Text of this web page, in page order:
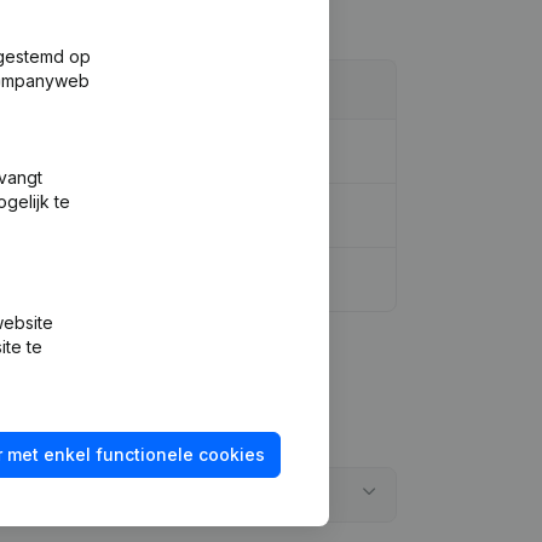
op
te
te
met enkel functionele cookies